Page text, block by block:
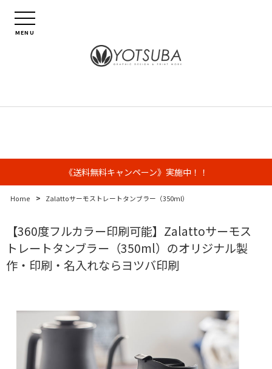
MENU
《送料無料キャンペーン》実施中！！
Home > Zalattoサーモストレートタンブラー（350ml）
【360度フルカラー印刷可能】Zalattoサーモス
トレートタンブラー（350ml）のオリジナル製
作・印刷・名入れならヨツバ印刷